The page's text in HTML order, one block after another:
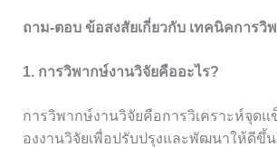
ถาม-ตอบ ข้อสงสัยเกี่ยวกับ เทคนิคการวิ
1. การวิพากษ์งานวิจัยคืออะไร?
การวิพากษ์งานวิจัยคือการวิเคราะห์จุด
องงานวิจัยเพื่อปรับปรุงและพัฒนาให้ดีขึ้